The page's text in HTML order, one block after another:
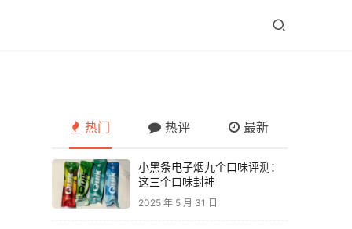
热门 热评 最新
小黑条电子烟九个口味评测：
这三个口味封神
2025 年 5 月 31 日